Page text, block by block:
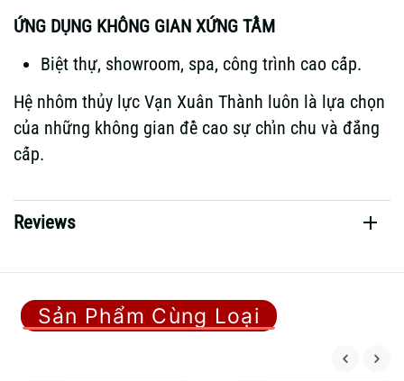
ỨNG DỤNG KHÔNG GIAN XỨNG TẦM
Biệt thự, showroom, spa, công trình cao cấp.
Hệ nhôm thủy lực Vạn Xuân Thành luôn là lựa chọn
của những không gian đề cao sự chỉn chu và đẳng
cấp.
Reviews
Sản Phẩm Cùng Loại